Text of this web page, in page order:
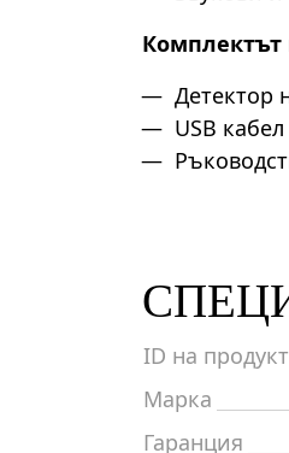
Детектор
USB
ID на продукт
Марка
Гаранция